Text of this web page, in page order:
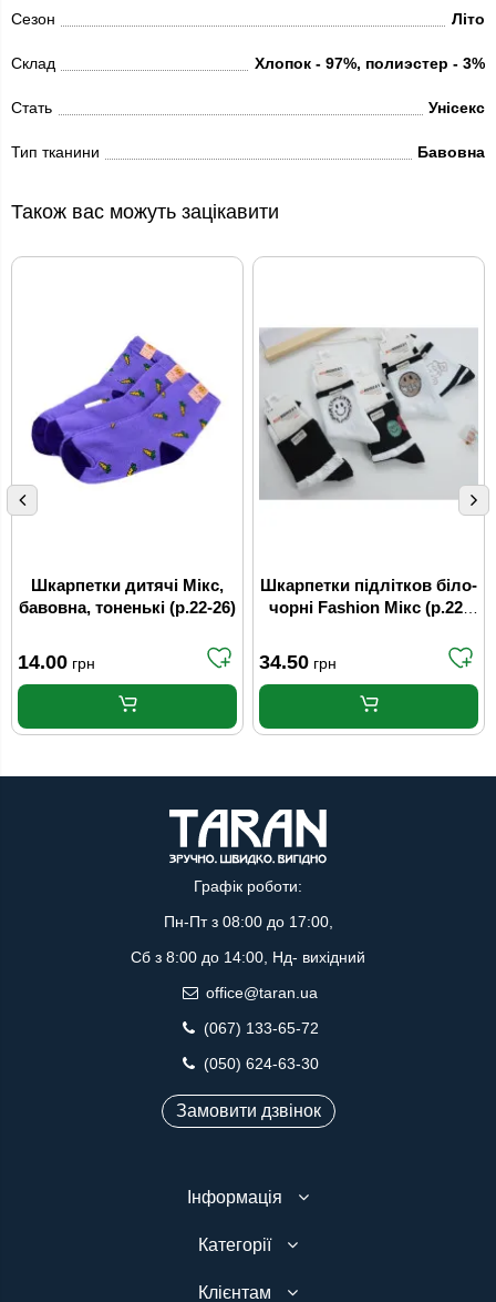
Сезон Літо
Склад Хлопок - 97%, полиэстер - 3%
Стать Унісекс
Тип тканини Бавовна
Також вас можуть зацікавити
Шкарпетки дитячі Мікс,
бавовна, тоненькі (р.22-26)
14.00 грн
Шкарпетки підлітков білo-
чорні Fashion Мікс (р.22-
34.50 грн
Графік роботи:
Пн-Пт з 08:00 до 17:00,
Сб з 8:00 до 14:00, Нд- вихідний
office@taran.ua
(067) 133-65-72
(050) 624-63-30
Замовити дзвінок
Інформація
Категорії
Клієнтам